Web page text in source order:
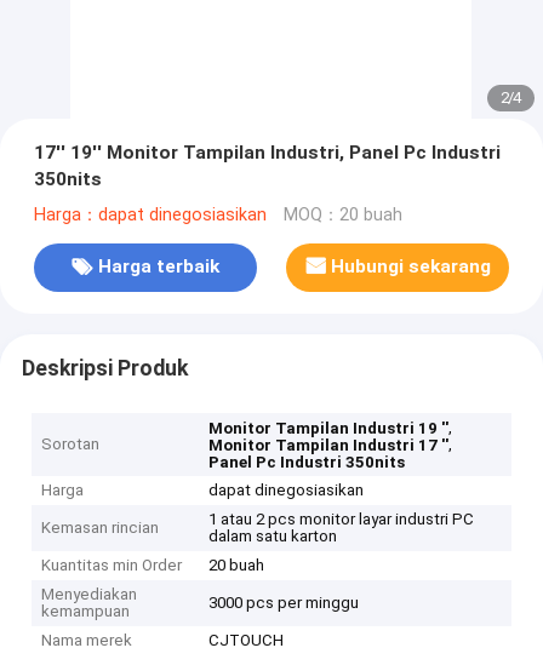
2/4
17'' 19'' Monitor Tampilan Industri, Panel Pc Industri
350nits
Harga：dapat dinegosiasikan MOQ：20 buah
Harga terbaik Hubungi sekarang
Deskripsi Produk
Sorotan
Monitor Tampilan Industri 19 '',
Monitor Tampilan Industri 17 '',
Panel Pc Industri 350nits
Harga
dapat dinegosiasikan
Kemasan rincian
1 atau 2 pcs monitor layar industri PC
dalam satu karton
Kuantitas min Order
20 buah
Menyediakan
kemampuan
3000 pcs per minggu
Nama merek CJTOUCH